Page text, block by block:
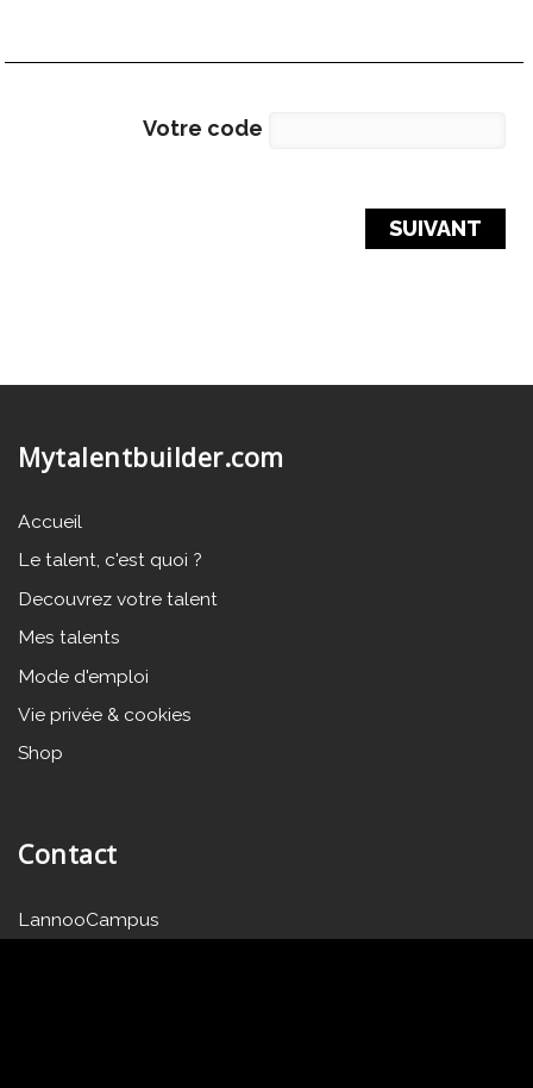
Votre code
Mytalentbuilder.com
Accueil
Le talent, c'est quoi ?
Decouvrez votre talent
Mes talents
Mode d'emploi
Vie privée & cookies
Shop
Contact
LannooCampus